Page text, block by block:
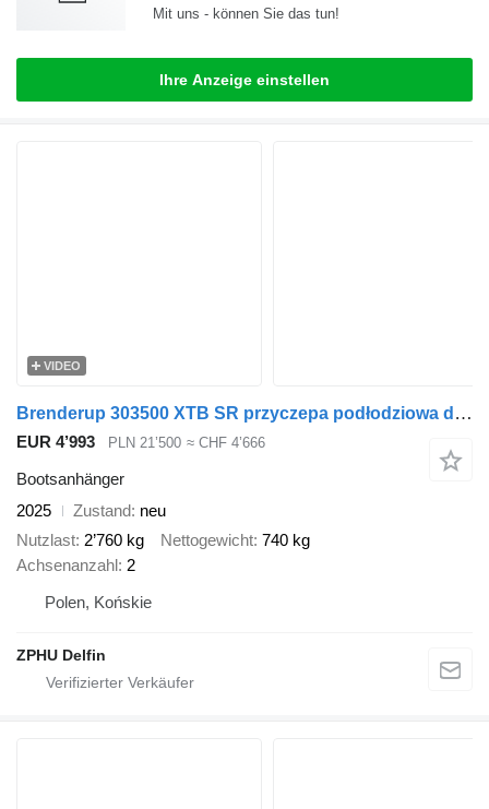
Mit uns - können Sie das tun!
Ihre Anzeige einstellen
VIDEO
Brenderup 303500 XTB SR przyczepa podłodziowa do jachtu
EUR 4’993 PLN 21’500 ≈ CHF 4’666
Bootsanhänger
2025
Zustand neu
Nutzlast 2’760 kg Nettogewicht 740 kg
Achsenanzahl 2
Polen, Końskie
ZPHU Delfin